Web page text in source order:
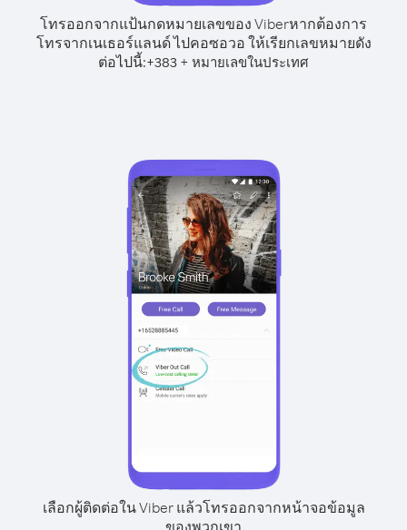
โทรออกจากแป้นกดหมายเลขของ Viberหากต้องการ
โทรจากเนเธอร์แลนด์ ไปคอซอวอ ให้เรียกเลขหมายดัง
ต่อไปนี้:+383 + หมายเลขในประเทศ
เลือกผู้ติดต่อใน Viber แล้วโทรออกจากหน้าจอข้อมูล
ของพวกเขา